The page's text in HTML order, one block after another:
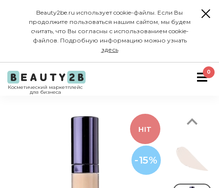
Beauty2be.ru использует cookie-файлы. Если Вы
продолжите пользоваться нашим сайтом, мы будем
считать, что Вы согласны с использованием cookie-
файлов. Подробную информацию можно узнать
здесь
Косметический маркетплейс
для бизнеса
0
-15%
HIT
Previous